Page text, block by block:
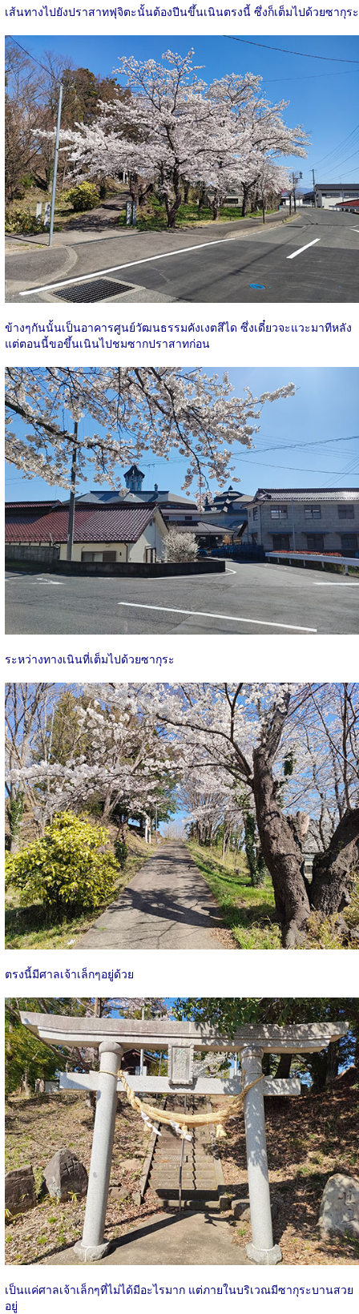
เส้นทางไปยังปราสาทฟุจิตะนั้นต้องปีนขึ้นเนินตรงนี้ ซึ่งก็เต็มไปด้วยซากุระ
ข้างๆกันนั้นเป็นอาคารศูนย์วัฒนธรรมคังเงตสึได ซึ่งเดี๋ยวจะแวะมาทีหลัง
แต่ตอนนี้ขอขึ้นเนินไปชมซากปราสาทก่อน
ระหว่างทางเนินที่เต็มไปด้วยซากุระ
ตรงนี้มีศาลเจ้าเล็กๆอยู่ด้วย
เป็นแค่ศาลเจ้าเล็กๆที่ไม่ได้มีอะไรมาก แต่ภายในบริเวณมีซากุระบานสวย
อยู่